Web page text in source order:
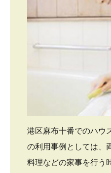
港区麻布十番でのハウ
の利用事例としては、
料理などの家事を行う